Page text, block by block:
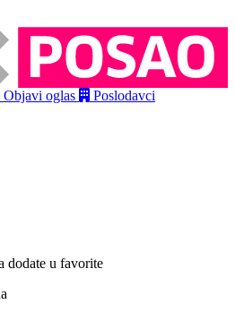
Objavi oglas Poslodavci
dodate u favorite